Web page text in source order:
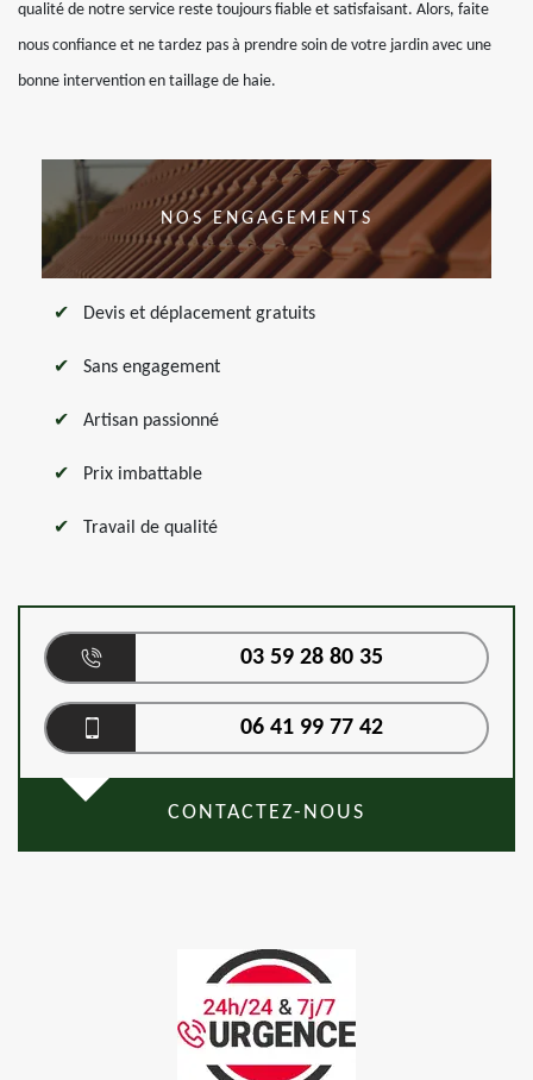
qualité de notre service reste toujours fiable et satisfaisant. Alors, faite
nous confiance et ne tardez pas à prendre soin de votre jardin avec une
bonne intervention en taillage de haie.
NOS ENGAGEMENTS
Devis et déplacement gratuits
Sans engagement
Artisan passionné
Prix imbattable
Travail de qualité
03 59 28 80 35
06 41 99 77 42
CONTACTEZ-NOUS